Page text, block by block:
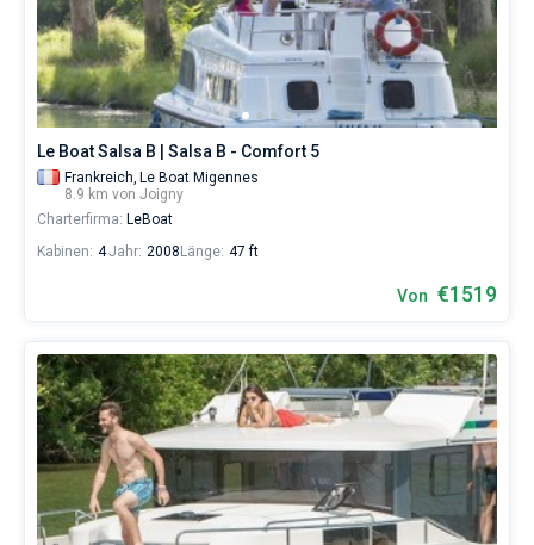
Le Boat Salsa B | Salsa B - Comfort 5
Frankreich, Le Boat Migennes
8.9 km von Joigny
Charterfirma: LeBoat
Kabinen: 4Jahr: 2008 Länge: 47 ft
Von €1519